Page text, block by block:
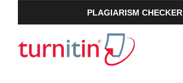
PLAGIARISM CHECKER